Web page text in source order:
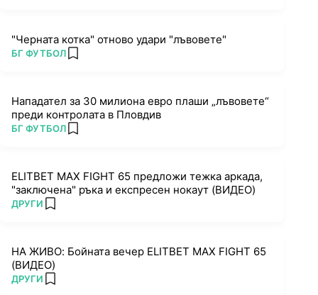
"Черната котка" отново удари "лъвовете"
ПОВЕЧЕ ОТ
БГ ФУТБОЛ add favorites
Нападател за 30 милиона евро плаши „лъвовете“
преди контролата в Пловдив
ПОВЕЧЕ ОТ
БГ ФУТБОЛ add favorites
ELITBET MAX FIGHT 65 предложи тежка аркада,
"заключена" ръка и експресен нокаут (ВИДЕО)
ПОВЕЧЕ ОТ
ДРУГИ add favorites
НА ЖИВО: Бойната вечер ELITBET MAX FIGHT 65
(ВИДЕО)
ПОВЕЧЕ ОТ
ДРУГИ add favorites